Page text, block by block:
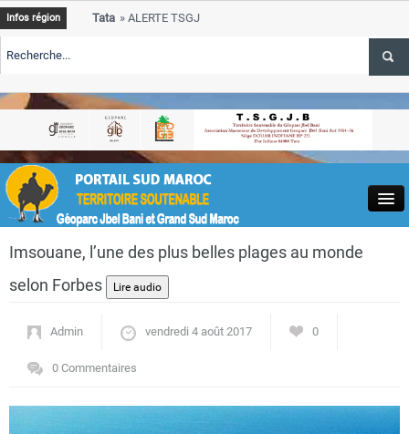
Close
Actualités
Circuits touristiques
Infos région
Tata
ALERTE TSGJB Tata : le programme de rehabilitation post-
Tata
ALERTE TSGJB Tata : un hackathon de l’ANDZOA stimule
ALERTE TSGJB Province de Tata : le programme de
depasse 75 % d’avancement
Imsouane, l’une des plus belles plages au monde
selon Forbes
Admin vendredi 4 août 2017 0
0 Commentaires